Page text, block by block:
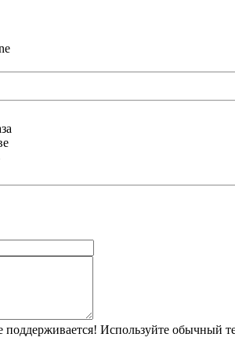
Используйте обычный